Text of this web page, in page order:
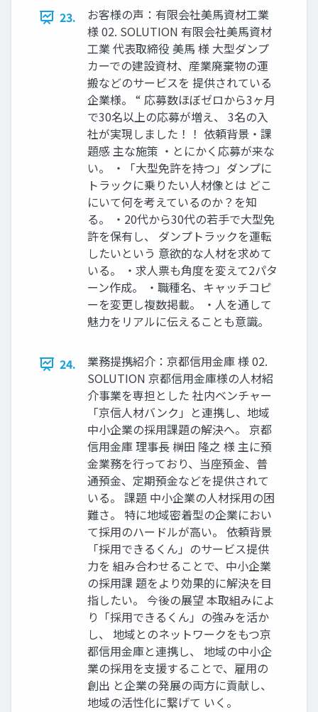
23.
お客様の声：有限会社美馬資材工業
様 02. SOLUTION 有限会社美馬資材
工業 代表取締役 美馬 様 大型ダンプ
カーでの建設資材、産業廃棄物の運
搬などのサービスを 提供されている
企業様。 “ 応募数ほぼゼロから3ヶ月
で30名以上の応募が増え、 3名の入
社が実現しました！！ 依頼背景・課
題感 主な施策 ・とにかく応募が来な
い。 ・「大型免許を持つ」ダンプに
トラックに乗りたい人材像とは どこ
にいて何を考えているのか？を知
る。 ・20代から30代の若手で大型免
許を保有し、 ダンプトラックを運転
したいという 意欲的な人材を求めて
いる。 ・求人票も角度を変えて2パタ
ーン作成。 ・職種名、キャッチコピ
ーを変更し複数掲載。 ・人を通して
魅力をリアルに伝えることも意識。
24.
業務提携紹介：京都信用金庫 様 02.
SOLUTION 京都信用金庫様の人材紹
介事業を専担とした 社内ベンチャー
「京信人材バンク」と連携し、地域
中小企業の採用課題の解決へ。 京都
信用金庫 理事長 榊田 隆之 様 主に預
金業務を行っており、当座預金、普
通預金、定期預金などを提供されて
いる。 課題 中小企業の人材採用の困
難さ。 特に地域密着型の企業におい
て採用のハードルが高い。 依頼背景
「採用できるくん」のサービス提供
力を 組み合わせることで、中小企業
の採用課 題をより効果的に解決を目
指したい。 今後の展望 本取組みによ
り「採用できるくん」の強みを活か
し、 地域とのネットワークをもつ京
都信用金庫と連携し、 地域の中小企
業の採用を支援することで、雇用の
創出 と企業の発展の両方に貢献し、
地域の活性化に繋げて いく。